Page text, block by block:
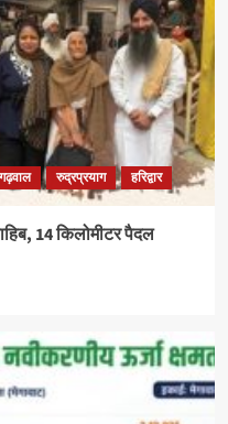
रुद्रप्रयाग हरिद्वार
14 किलोमीटर पैदल